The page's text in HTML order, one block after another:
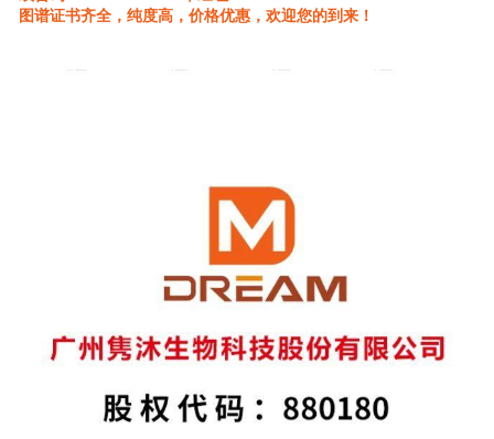
图谱证书齐全，纯度高，价格优惠，欢迎您的到来！